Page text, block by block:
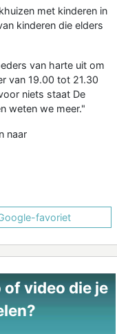
met kinderen in
kinderen die elders
van harte uit om
van 19.00 tot 21.30
niets staat De
weten we meer."
naar
favoriet
of video die je